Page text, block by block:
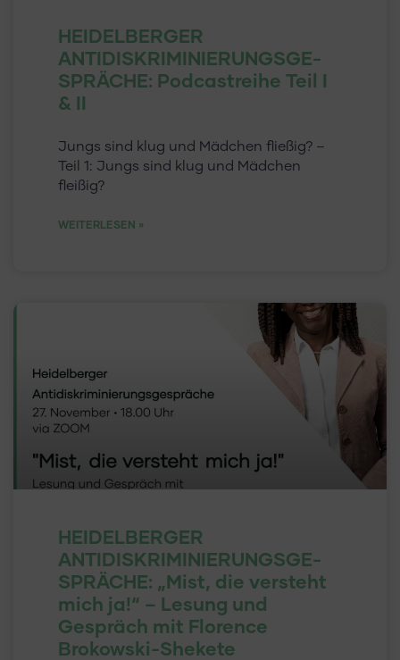
HEIDELBERGER
ANTIDISKRIMINIERUNGSGE-
SPRÄCHE: Podcastreihe Teil I
& II
Jungs sind klug und Mädchen fließig? –
Teil 1: Jungs sind klug und Mädchen
fleißig?
WEITERLESEN »
HEIDELBERGER
ANTIDISKRIMINIERUNGSGE-
SPRÄCHE: „Mist, die versteht
mich ja!“ – Lesung und
Gespräch mit Florence
Brokowski-Shekete